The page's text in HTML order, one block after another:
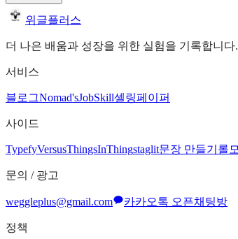
위글플러스
더 나은 배움과 성장을 위한 실험을 기록합니다.
서비스
블로그Nomad'sJobSkill셀링페이퍼
사이드
TypefyVersusThingsInThingstaglit문장 만들기 롤
문의 / 광고
weggleplus@gmail.com 카카오톡 오픈채팅방
정책